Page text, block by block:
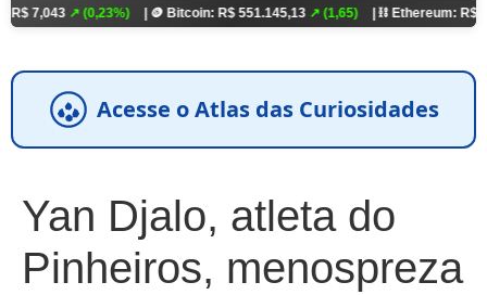
↗ (0,23%) | 🪙 Bitcoin: R$ 551.145,13↗ (1,65) | ⛓️ Ethereum: R$ 18.321,93
Acesse o Atlas das Curiosidades
Yan Djalo, atleta do
Pinheiros, menospreza